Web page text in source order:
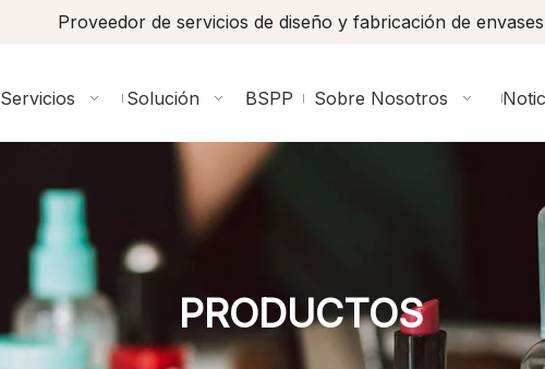
Proveedor de servicios de diseño y fabricación de envases
Servicios Solución BSPP Sobre Nosotros
PRODUCTOS